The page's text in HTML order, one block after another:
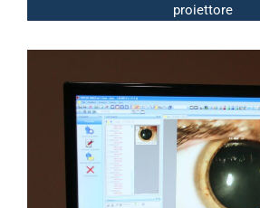
proiettore